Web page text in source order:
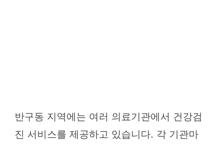
반구동 지역에는 여러 의료기관에서 건강검
진 서비스를 제공하고 있습니다. 각 기관마